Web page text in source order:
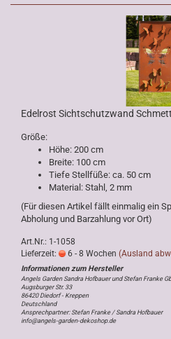
Edelrost Sichtschutzwand
Größe:
Höhe: 200 cm
Breite: 100 cm
Tiefe Stellfüße: ca. 50 cm
Material: Stahl, 2 mm
(Für diesen Artikel fällt einmalig ein
Abholung und Barzahlung vor Ort)
Art.Nr.: 1-1058
Lieferzeit:
6 - 8 Wochen (Ausland
Angels Garden Sandra Hofbauer und Stefan Franke
Augsburger Str. 33
86420 Diedorf - Kreppen
Deutschland
Ansprechpartner: Stefan Franke / Sandra Hofbauer
info@angels-garden-dekoshop.de